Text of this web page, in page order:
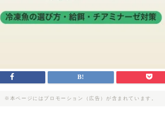
※本ページにはプロモーション（広告）が含まれています。